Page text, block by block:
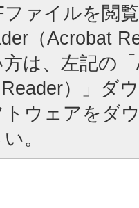
ファイルを閲
（Acrobat
は、左記の
）」ダ
トウェアをダ
。